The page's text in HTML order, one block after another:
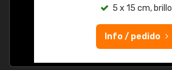
5 x 15 cm, brillo
Info / pedido